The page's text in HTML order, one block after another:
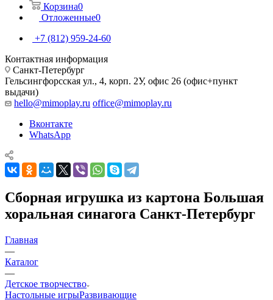
Корзина0
Отложенные0
+7 (812) 959-24-60
Контактная информация
Санкт-Петербург
Гельсингфорсская ул., 4, корп. 2У, офис 26 (офис+пункт
выдачи)
hello@mimoplay.ru office@mimoplay.ru
Вконтакте
WhatsApp
Сборная игрушка из картона Большая
хоральная синагога Санкт-Петербург
Главная
—
Каталог
—
Детское творчество
Настольные игрыРазвивающие